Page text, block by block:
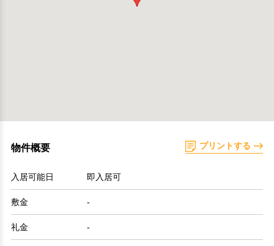
物件概要 プリントする
入居可能日 即入居可
敷金 -
礼金 -